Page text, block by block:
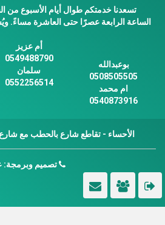
تسعدنا خدمتكم طوال أيام الأسبوع
الساعة الرابعة عصرًا حتى العاشرة مساءً.
أم عزيز
0549488790
سلمان
0552256514
بوعبدالله
0508505505
ام محمد
0540873916
الأحساء - تقاطع شارع بالحطب مع شارع